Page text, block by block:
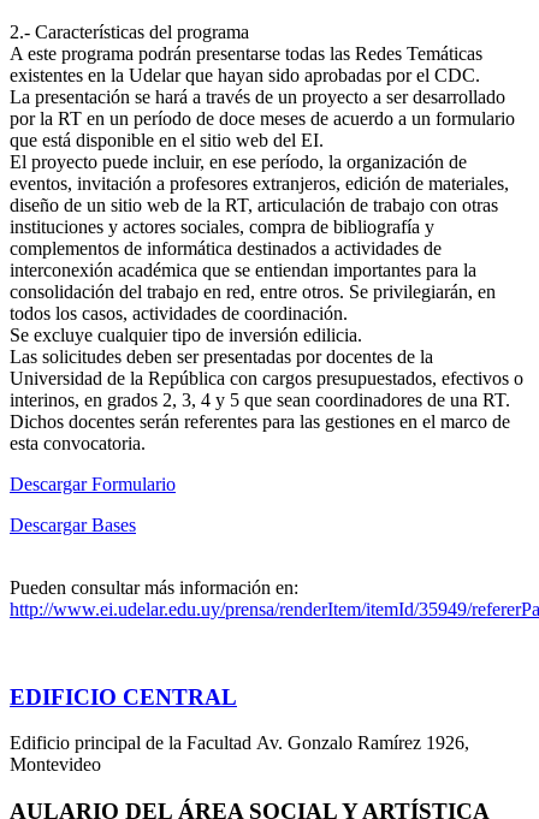
2.- Características del programa
A este programa podrán presentarse todas las Redes Temáticas
existentes en la Udelar que hayan sido aprobadas por el CDC.
La presentación se hará a través de un proyecto a ser desarrollado
por la RT en un período de doce meses de acuerdo a un formulario
que está disponible en el sitio web del EI.
El proyecto puede incluir, en ese período, la organización de
eventos, invitación a profesores extranjeros, edición de materiales,
diseño de un sitio web de la RT, articulación de trabajo con otras
instituciones y actores sociales, compra de bibliografía y
complementos de informática destinados a actividades de
interconexión académica que se entiendan importantes para la
consolidación del trabajo en red, entre otros. Se privilegiarán, en
todos los casos, actividades de coordinación.
Se excluye cualquier tipo de inversión edilicia.
Las solicitudes deben ser presentadas por docentes de la
Universidad de la República con cargos presupuestados, efectivos o
interinos, en grados 2, 3, 4 y 5 que sean coordinadores de una RT.
Dichos docentes serán referentes para las gestiones en el marco de
esta convocatoria.
Descargar Formulario
Descargar Bases
Pueden consultar más información en:
http://www.ei.udelar.edu.uy/prensa/renderItem/itemId/35949/
EDIFICIO CENTRAL
Edificio principal de la Facultad Av. Gonzalo Ramírez 1926,
Montevideo
AULARIO DEL ÁREA SOCIAL Y ARTÍSTICA